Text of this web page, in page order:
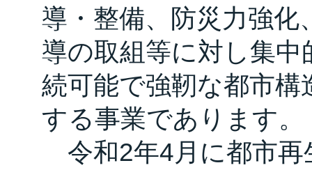
導・整備、防災力強
導の取組等に対し集
続可能で強靭な都市
する事業であります。
令和2年4月に都市再